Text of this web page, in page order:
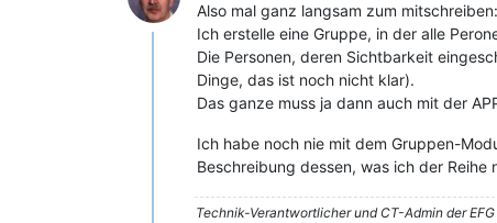
Also mal ganz langsam zum mitschreiben:
Ich erstelle eine Gruppe, in der alle
Die Personen, deren Sichtbarkeit
Dinge, das ist noch nicht klar).
Das ganze muss ja dann auch mit der
Ich habe noch nie mit dem Gruppen-
Beschreibung dessen, was ich der Reihe
Technik-Verantwortlicher und CT-Admin der